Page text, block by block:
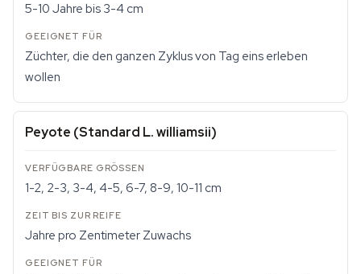
5-10 Jahre bis 3-4 cm
Züchter, die den ganzen Zyklus von Tag eins erleben
wollen
Peyote (Standard L. williamsii)
1-2, 2-3, 3-4, 4-5, 6-7, 8-9, 10-11 cm
Jahre pro Zentimeter Zuwachs